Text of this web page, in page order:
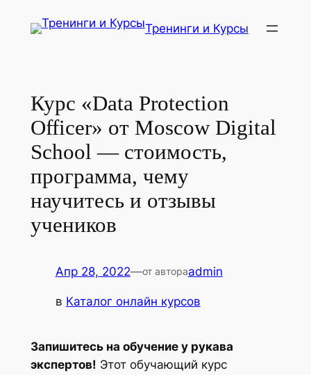
Тренинги и Курсы
Курс «Data Protection
Officer» от Moscow Digital
School — стоимость,
программа, чему
научитесь и отзывы
учеников
Апр 28, 2022—от автораadmin
в Каталог онлайн курсов
Запишитесь на обучение у рукава
экспертов! Этот обучающий курс